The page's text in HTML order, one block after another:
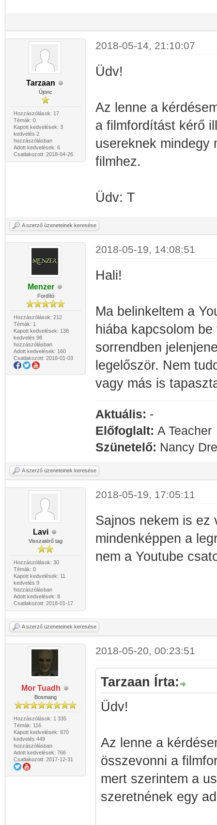
Tarzaan
Újonc
Hozzászólások: 17
Témák: 0
Kapott kedvelések: 3
kedvelés 2
hozzászólásban
Adott kedvelések: 6
Csatlakozott: 2018-04-26
2018-05-14, 21:10:07
Üdv!
Az lenne a
a filmfordítást kérő
usereknek mindegy
filmhez.
Üdv: T
A szerző üzeneteinek keresése
Menzer
Fordító
Hozzászólások: 212
Témák: 1
Kapott kedvelések: 138
kedvelés 98
hozzászólásban
Adott kedvelések: 160
Csatlakozott: 2018-01-03
2018-05-19, 14:08:51
Hali!
Ma belinkeltem a
hiába kapcsolom
sorrendben
legelőször. Nem
vagy más is
Aktuális: -
Előfoglalt: A Teacher
Szünetelő: Nancy
A szerző üzeneteinek keresése
Lavi
Visszatérő tag
Hozzászólások: 30
Témák: 0
Kapott kedvelések: 11
kedvelés 9
hozzászólásban
Adott kedvelések: 8
Csatlakozott: 2018-01-17
2018-05-19, 17:05:11
Sajnos nekem is ez
mindenképpen a
nem a Youtube
A szerző üzeneteinek keresése
Mor Tuadh
Bosmang
Hozzászólások: 1 335
Témák: 116
Kapott kedvelések: 870
kedvelés 449
hozzászólásban
Adott kedvelések: 766
Csatlakozott: 2017-12-31
2018-05-20, 00:23:51
Tarzaan Írta:
Üdv!
Az lenne a
összevonni a
mert szerintem a
szeretnének egy